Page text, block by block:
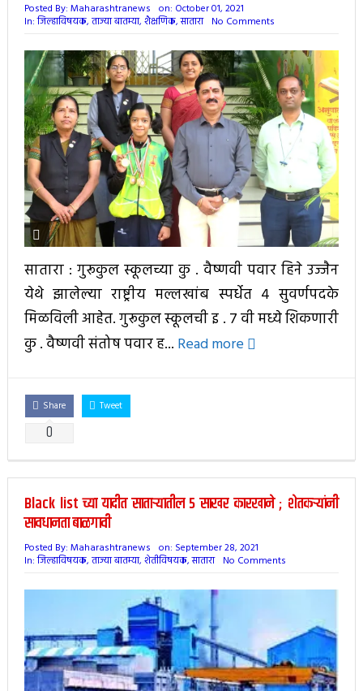
Posted By: Maharashtranews on: October 01, 2021
In:जिल्हाविषयक, ताज्या बातम्या, शैक्षणिक,सातारा No Comments
सातारा : गुरूकुल स्कूलच्या कु . वैष्णवी पवार हिने उज्जैन
येथे झालेल्या राष्ट्रीय मल्लखांब स्पर्धेत ४ सुवर्णपदके
मिळविली आहेत. गुरूकुल स्कूलची इ . ७ वी मध्ये शिकणारी
कु . वैष्णवी संतोष पवार ह... Read more
Share
0
Tweet
Black list च्या यादीत साताऱ्यातील 5 साखर कारखाने ; शेतकऱ्यांनी
सावधानता बाळगावी
Posted By: Maharashtranews on: September 28, 2021
In:जिल्हाविषयक, ताज्या बातम्या, शेतीविषयक,सातारा No Comments